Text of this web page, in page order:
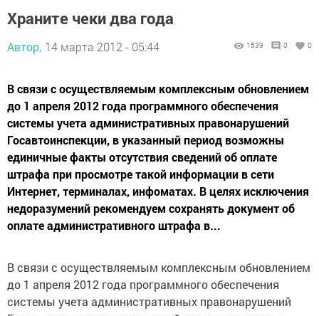
Храните чеки два года
Автор, 14 марта 2012 - 05:44 1539 0 0
В связи с осуществляемым комплексным обновлением
до 1 апреля 2012 года программного обеспечения
системы учета административных правонарушений
Госавтоинспекции, в указанный период возможны
единичные факты отсутствия сведений об оплате
штрафа при просмотре такой информации в сети
Интернет, терминалах, инфоматах. В целях исключения
недоразумений рекомендуем сохранять документ об
оплате административного штрафа в...
В связи с осуществляемым комплексным обновлением
до 1 апреля 2012 года программного обеспечения
системы учета административных правонарушений